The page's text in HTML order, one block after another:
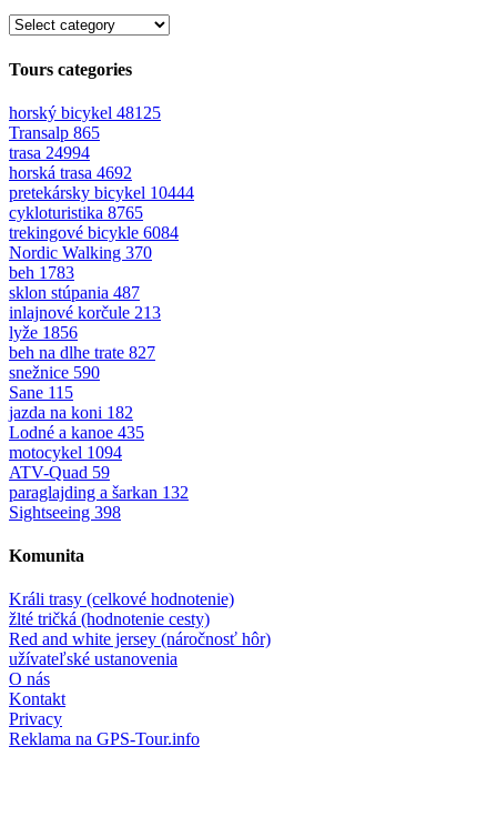
Tours categories
horský bicykel 48125
Transalp 865
trasa 24994
horská trasa 4692
pretekársky bicykel 10444
cykloturistika 8765
trekingové bicykle 6084
Nordic Walking 370
beh 1783
sklon stúpania 487
inlajnové korčule 213
lyže 1856
beh na dlhe trate 827
snežnice 590
Sane 115
jazda na koni 182
Lodné a kanoe 435
motocykel 1094
ATV-Quad 59
paraglajding a šarkan 132
Sightseeing 398
Komunita
Králi trasy (celkové hodnotenie)
žlté tričká (hodnotenie cesty)
Red and white jersey (náročnosť hôr)
užívateľské ustanovenia
O nás
Kontakt
Privacy
Reklama na GPS-Tour.info